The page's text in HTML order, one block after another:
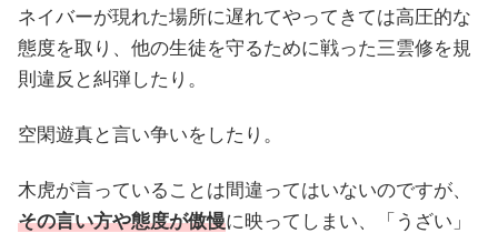
ネイバーが現れた場所に遅れてやってきては高圧的な
態度を取り、他の生徒を守るために戦った三雲修を規
則違反と糾弾したり。
空閑遊真と言い争いをしたり。
木虎が言っていることは間違ってはいないのですが、
その言い方や態度が傲慢に映ってしまい、「うざい」